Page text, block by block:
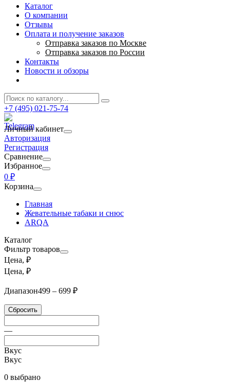
Каталог
О компании
Отзывы
Оплата и получение заказов
Отправка заказов по Москве
Отправка заказов по России
Контакты
Новости и обзоры
+7 (495) 021-75-74
Личный кабинет
Авторизация
Регистрация
Сравнение
Избранное
0 ₽
Корзина
Главная
Жевательные табаки и снюс
ARQA
Каталог
Фильтр товаров
Цена, ₽
Цена, ₽
Диапазон499 – 699 ₽
Сбросить
—
Вкус
Вкус
0 выбрано